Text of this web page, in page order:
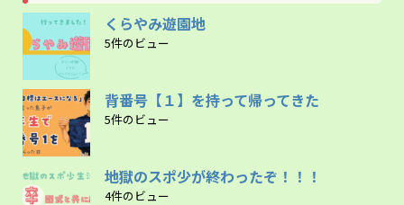
くらやみ遊園地
5件のビュー
背番号【１】を持って帰ってきた
5件のビュー
地獄のスポ少が終わったぞ！！！
4件のビュー